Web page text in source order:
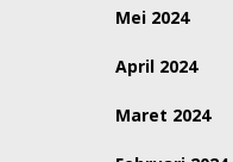
Mei 2024
April 2024
Maret 2024